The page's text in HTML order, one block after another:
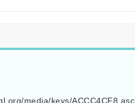
media/keys/ACCC4CF8.asc